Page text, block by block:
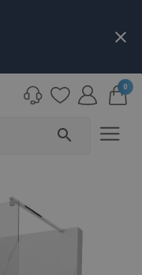
close
search
0